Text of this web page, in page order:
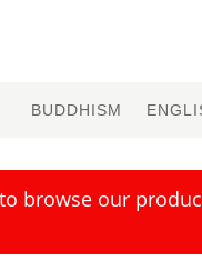
BUDDHISM
browse our